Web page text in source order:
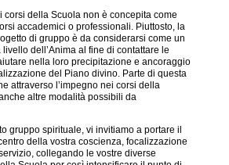
corsi della Scuola non è concepita come
accademici o professionali. Piuttosto, la
di gruppo è da considerarsi come un
dell’Anima al fine di contattare le
nella loro precipitazione e ancoraggio
del Piano divino. Parte di questa
attraverso l’impegno nei corsi della
altre modalità possibili da
gruppo spirituale, vi invitiamo a portare il
della vostra coscienza, focalizzazione
collegando le vostre diverse